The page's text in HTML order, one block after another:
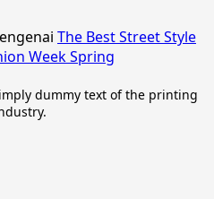
The Best Street Style
Week Spring
dummy text of the printing